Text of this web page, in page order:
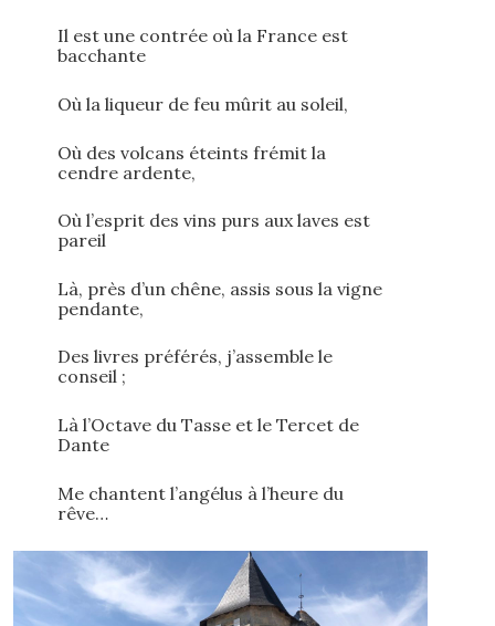
Il est une contrée où la France est
bacchante
Où la liqueur de feu mûrit au soleil,
Où des volcans éteints frémit la
cendre ardente,
Où l’esprit des vins purs aux laves est
pareil
Là, près d’un chêne, assis sous la vigne
pendante,
Des livres préférés, j’assemble le
conseil ;
Là l’Octave du Tasse et le Tercet de
Dante
Me chantent l’angélus à l’heure du
rêve…